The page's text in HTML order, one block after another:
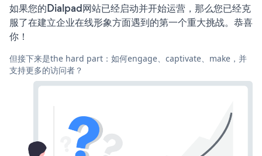
如果您的Dialpad网站已经启动并开始运营，那么您已经克
服了在建立企业在线形象方面遇到的第一个重大挑战。恭喜
你！
但接下来是the hard part：如何engage、captivate、make，并
支持更多的访问者？